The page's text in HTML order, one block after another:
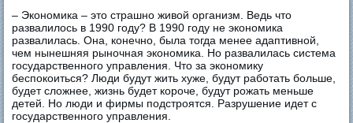
– Экономика – это страшно живой организм. Ведь что
развалилось в 1990 году? В 1990 году не экономика
развалилась. Она, конечно, была тогда менее адаптивной,
чем нынешняя рыночная экономика. Но развалилась система
государственного управления. Что за экономику
беспокоиться? Люди будут жить хуже, будут работать больше,
будет сложнее, жизнь будет короче, будут рожать меньше
детей. Но люди и фирмы подстроятся. Разрушение идет с
государственного управления.